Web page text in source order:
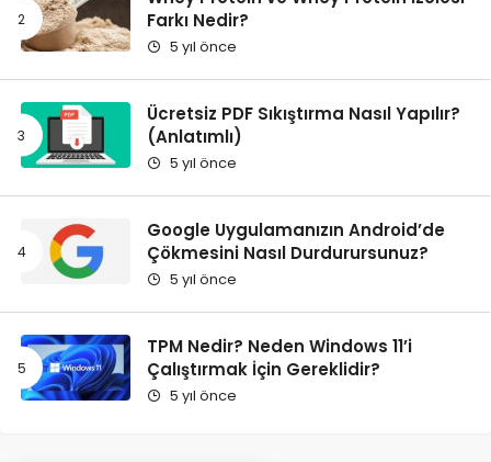
Farkı Nedir?
5 yıl önce
Ücretsiz PDF Sıkıştırma Nasıl Yapılır?
(Anlatımlı)
5 yıl önce
Google Uygulamanızın Android’de
Çökmesini Nasıl Durdurursunuz?
5 yıl önce
TPM Nedir? Neden Windows 11’i
Çalıştırmak İçin Gereklidir?
5 yıl önce